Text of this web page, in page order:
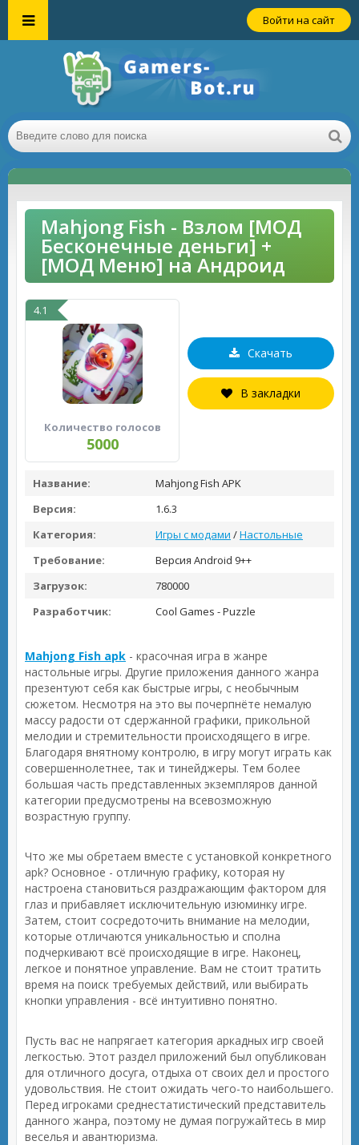
Войти на сайт
Mahjong Fish - Взлом [МОД
Бесконечные деньги] +
[МОД Меню] на Андроид
4.1
Количество голосов
5000
Скачать
В закладки
Название:
Mahjong Fish APK
Версия:
1.6.3
Категория:
Игры с модами /Настольные
Требование:
Версия Android 9++
Загрузок:
780000
Разработчик:
Cool Games - Puzzle
Mahjong Fish apk - красочная игра в жанре
настольные игры. Другие приложения данного жанра
презентуют себя как быстрые игры, с необычным
сюжетом. Несмотря на это вы почерпнёте немалую
массу радости от сдержанной графики, прикольной
мелодии и стремительности происходящего в игре.
Благодаря внятному контролю, в игру могут играть как
совершеннолетнее, так и тинейджеры. Тем более
большая часть представленных экземпляров данной
категории предусмотрены на всевозможную
возрастную группу.
Что же мы обретаем вместе с установкой конкретного
apk? Основное - отличную графику, которая ну
настроена становиться раздражающим фактором для
глаз и прибавляет исключительную изюминку игре.
Затем, стоит сосредоточить внимание на мелодии,
которые отличаются уникальностью и сполна
подчеркивают всё происходящие в игре. Наконец,
легкое и понятное управление. Вам не стоит тратить
время на поиск требуемых действий, или выбирать
кнопки управления - всё интуитивно понятно.
Пусть вас не напрягает категория аркадных игр своей
легкостью. Этот раздел приложений был опубликован
для отличного досуга, отдыха от своих дел и простого
удовольствия. Не стоит ожидать чего-то наибольшего.
Перед игроками среднестатистический представитель
данного жанра, поэтому не думая погружайтесь в мир
веселья и авантюризма.